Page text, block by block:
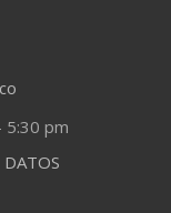
5:30 pm